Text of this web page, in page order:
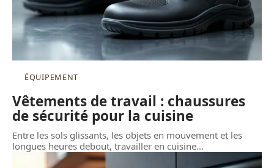
ÉQUIPEMENT
Vêtements de travail : chaussures
de sécurité pour la cuisine
Entre les sols glissants, les objets en mouvement et les
longues heures debout, travailler en cuisine…